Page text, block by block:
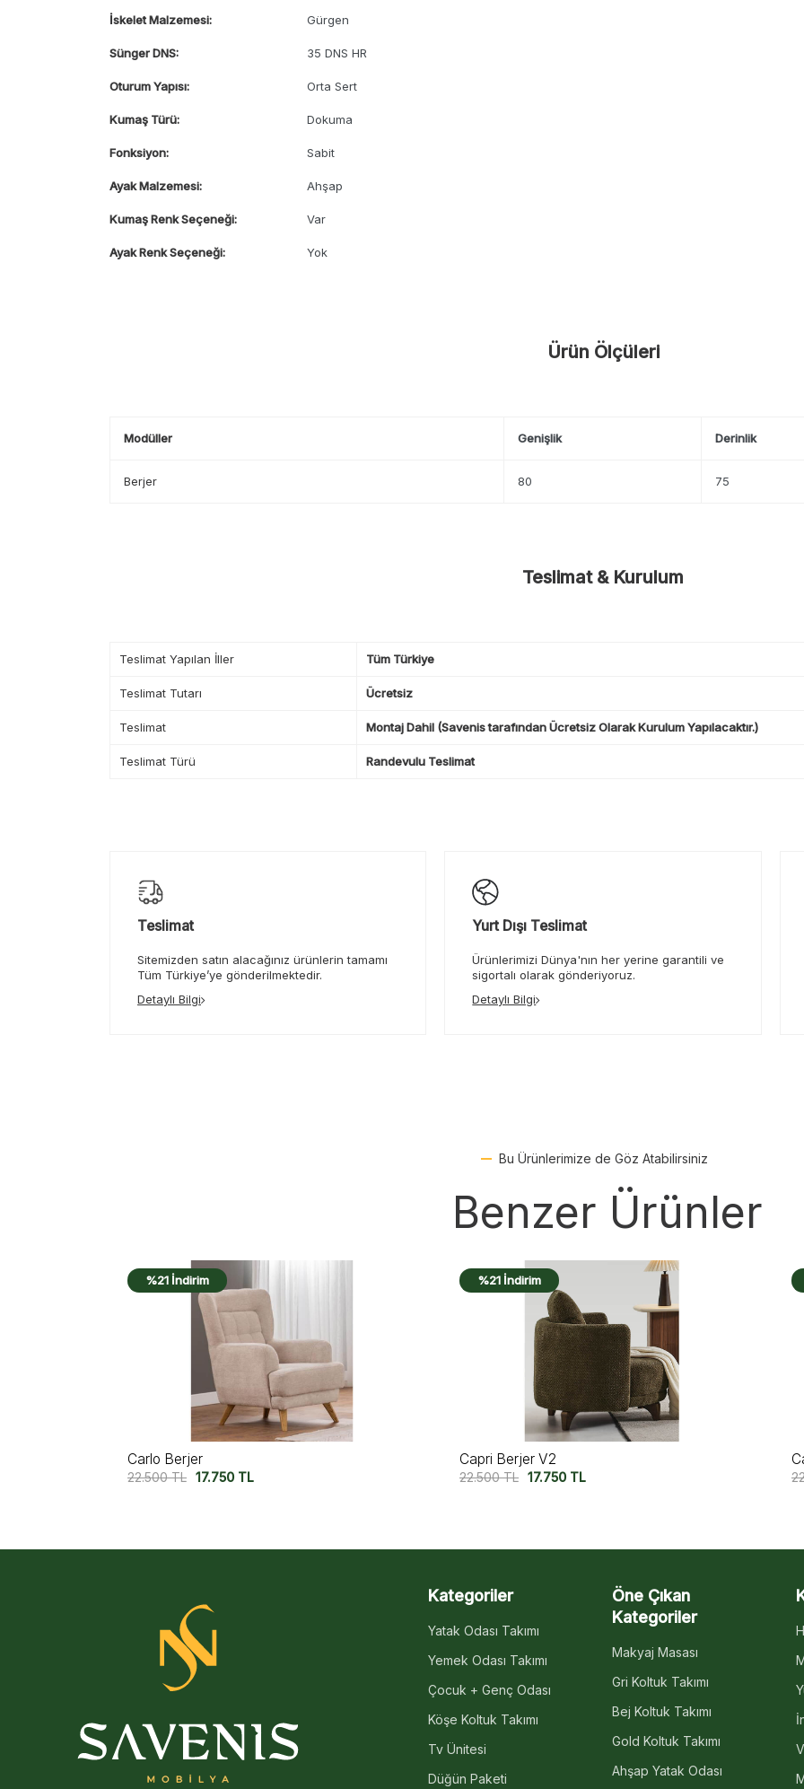
İskelet Malzemesi: Gürgen
Sünger DNS: 35 DNS HR
Oturum Yapısı: Orta Sert
Kumaş Türü: Dokuma
Fonksiyon: Sabit
Ayak Malzemesi: Ahşap
Kumaş Renk Seçeneği: Var
Ayak Renk Seçeneği: Yok
Ürün Ölçüleri
Modüller Genişlik Derinlik
Berjer 80 75
Teslimat & Kurulum
Teslimat Yapılan İller Tüm Türkiye
Teslimat Tutarı Ücretsiz
Teslimat Montaj Dahil (Savenis tarafından Ücretsiz Olarak Kurulum Yapılacaktır.)
Teslimat Türü Randevulu Teslimat
Teslimat
Sitemizden satın alacağınız ürünlerin tamamı
Tüm Türkiye’ye gönderilmektedir.
Detaylı Bilgi
Yurt Dışı Teslimat
Ürünlerimizi Dünya'nın her yerine garantili ve
sigortalı olarak gönderiyoruz.
Detaylı Bilgi
Bu Ürünlerimize de Göz Atabilirsiniz
Benzer Ürünler
%21 İndirim
Capri Berjer V2
22.500TL 17.750 TL
%21 İndirim
Capri Berjer
22.500TL 17.750 TL
Kategoriler
Yatak Odası Takımı
Yemek Odası Takımı
Çocuk + Genç Odası
Köşe Koltuk Takımı
Tv Ünitesi
Düğün Paketi
Öne Çıkan
Kategoriler
Makyaj Masası
Gri Koltuk Takımı
Bej Koltuk Takımı
Gold Koltuk Takımı
Ahşap Yatak Odası